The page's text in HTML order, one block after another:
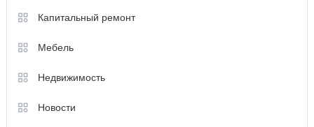
Капитальный ремонт
Мебель
Недвижимость
Новости